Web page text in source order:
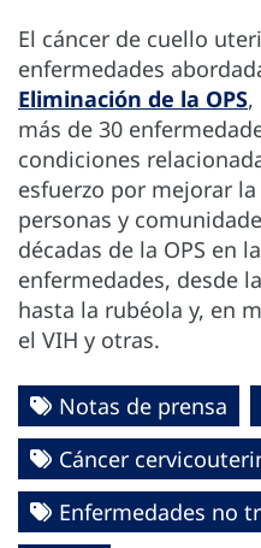
El cáncer de cuello
enfermedades
Eliminación de la OPS,
más de 30
condiciones
esfuerzo por mejorar
personas y
décadas de la OPS en
enfermedades, desde
hasta la rubéola y, en
el VIH y otras.
Notas de prensa
Cáncer
Enfermedades no